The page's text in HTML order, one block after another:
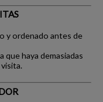
y ordenado antes de
haya demasiadas